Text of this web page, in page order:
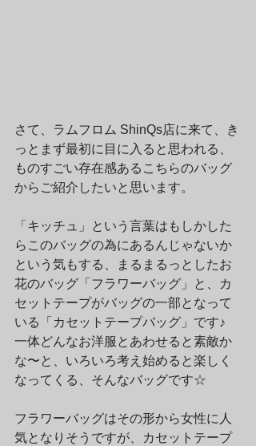
さて、ラムフロム ShinQs店に来て、き
っとまず最初に目に入ると思われる、
ものすごい存在感あるこちらのバッグ
からご紹介したいと思います。
「キッチュ」という言葉はもしかした
らこのバッグの為にあるんじゃないか
という気もする、まるまるっとしたお
花のバッグ「フラワーバッグ」と、カ
セットテープがバッグの一部となって
いる「カセットテープバッグ」です♪
一体どんなお洋服とあわせると素敵か
な〜と、いろいろ考え始めると楽しく
なってくる、そんなバッグです☆
フラワーバッグはその形から女性に人
気となりそうですが、カセットテープ